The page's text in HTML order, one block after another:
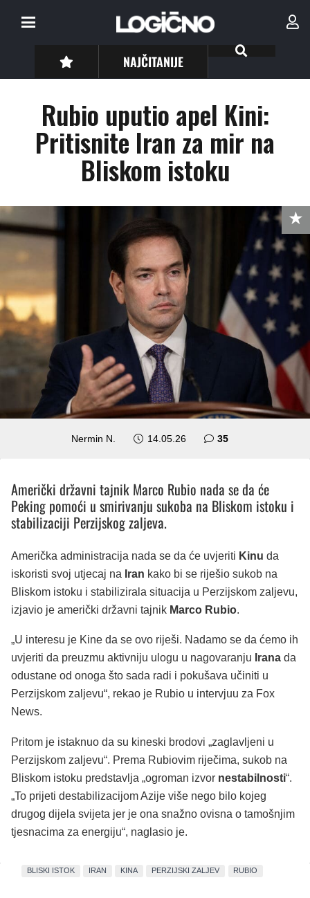
NAJČITANIJE
Rubio uputio apel Kini:
Pritisnite Iran za mir na
Bliskom istoku
Nermin N. 14.05.26 35komentara
Američki državni tajnik Marco Rubio nada se da će
Peking pomoći u smirivanju sukoba na Bliskom istoku i
stabilizaciji Perzijskog zaljeva.
Američka administracija nada se da će uvjeriti Kinu da
iskoristi svoj utjecaj na Iran kako bi se riješio sukob na
Bliskom istoku i stabilizirala situacija u Perzijskom zaljevu,
izjavio je američki državni tajnik Marco Rubio.
„U interesu je Kine da se ovo riješi. Nadamo se da ćemo ih
uvjeriti da preuzmu aktivniju ulogu u nagovaranju Irana da
odustane od onoga što sada radi i pokušava učiniti u
Perzijskom zaljevu“, rekao je Rubio u intervjuu za Fox
News.
Pritom je istaknuo da su kineski brodovi „zaglavljeni u
Perzijskom zaljevu“. Prema Rubiovim riječima, sukob na
Bliskom istoku predstavlja „ogroman izvor nestabilnosti“.
„To prijeti destabilizacijom Azije više nego bilo kojeg
drugog dijela svijeta jer je ona snažno ovisna o tamošnjim
tjesnacima za energiju“, naglasio je.
BLISKI ISTOK IRAN KINA PERZIJSKI ZALJEV RUBIO